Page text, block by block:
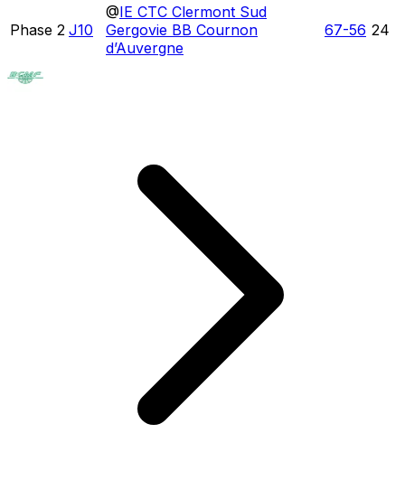
Phase 2 J10
@IE CTC Clermont Sud
Gergovie BB Cournon
d’Auvergne
67-56 24